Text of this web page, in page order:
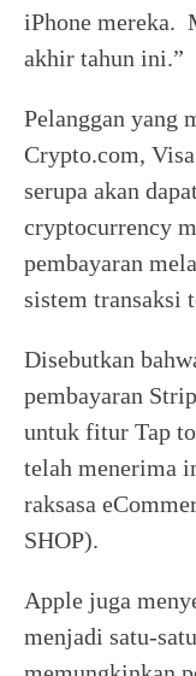
iPhone mereka.
akhir tahun ini.”
Pelanggan yang
Crypto.com,
serupa akan
cryptocurrency
pembayaran
sistem transaksi
Disebutkan
pembayaran
untuk fitur Tap
telah menerima
raksasa
SHOP).
Apple juga
menjadi satu-